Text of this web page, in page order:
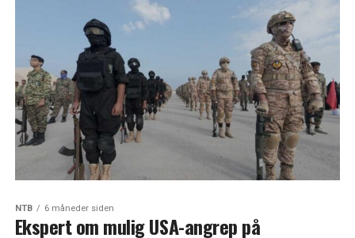
NTB 6 måneder siden
Ekspert om mulig USA-angrep på